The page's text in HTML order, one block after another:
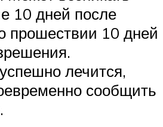
10 дней после
прошествии 10 дней
лечится,
сообщить